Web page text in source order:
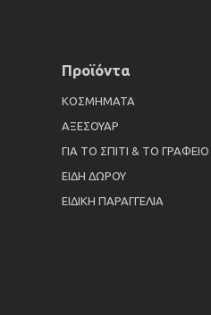
Προϊόντα
ΚΟΣΜΗΜΑΤΑ
ΑΞΕΣΟΥΑΡ
ΓΙΑ ΤΟ ΣΠΙΤΙ & ΤΟ ΓΡΑΦΕΙΟ
ΕΙΔΗ ΔΩΡΟΥ
ΕΙΔΙΚΗ ΠΑΡΑΓΓΕΛΙΑ